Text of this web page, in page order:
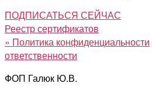
ПОДПИСАТЬСЯ СЕЙЧАС
Реестр сертификатов
» Политика конфиденциальности
ответственности
ФОП Галюк Ю.В.